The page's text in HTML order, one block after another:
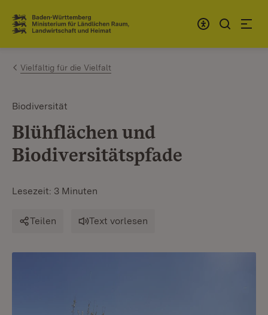
Zum Inhalt springen
Link zur Startseite
Vielfältig für die Vielfalt
Biodiversität
Blühflächen und
Biodiversitätspfade
Lesezeit: 3 Minuten
Teilen Text vorlesen